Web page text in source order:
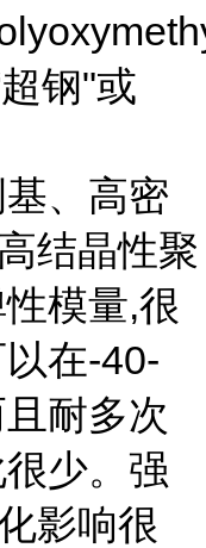
钢"或
、高密
结晶性聚
模量,很
在-40-
耐多次
少。强
影响很